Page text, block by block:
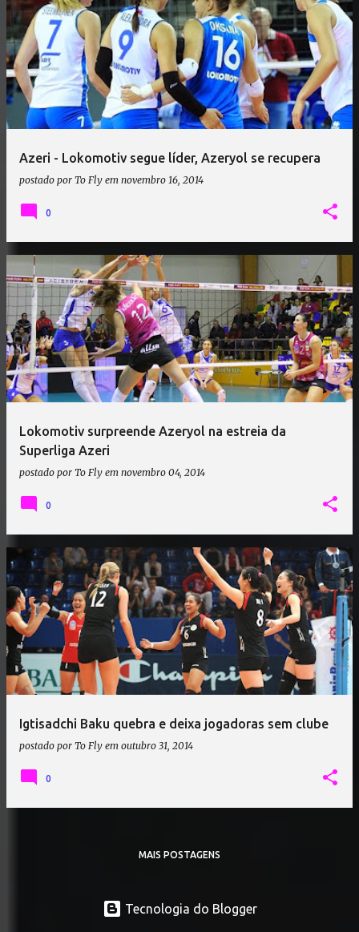
Azeri - Lokomotiv segue líder, Azeryol se recupera
postado por To Fly em novembro 16, 2014
0
Lokomotiv surpreende Azeryol na estreia da
Superliga Azeri
postado por To Fly em novembro 04, 2014
0
Igtisadchi Baku quebra e deixa jogadoras sem clube
postado por To Fly em outubro 31, 2014
0
MAIS POSTAGENS
Tecnologia do Blogger